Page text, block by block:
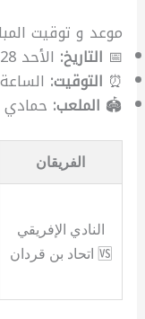
موعد و توقيت
📅 التاريخ: الأحد 28 سبتمبر 2025
⏰ التوقيت: الساعة 15:30
🏟️ الملعب: حمادي
الفريقان
النادي الإفريقي
🆚 اتحاد بن قردان